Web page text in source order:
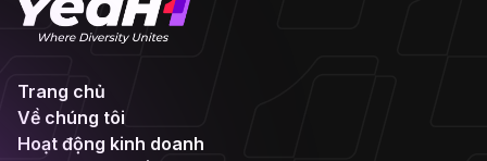
Trang chủ
Về chúng tôi
Hoạt động kinh doanh